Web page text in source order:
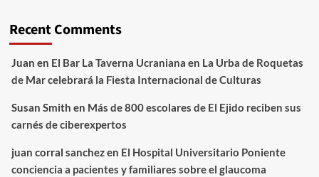
Recent Comments
Juan en El Bar La Taverna Ucraniana en La Urba de Roquetas
de Mar celebrará la Fiesta Internacional de Culturas
Susan Smith en Más de 800 escolares de El Ejido reciben sus
carnés de ciberexpertos
juan corral sanchezen El Hospital Universitario Poniente
conciencia a pacientes y familiares sobre el glaucoma